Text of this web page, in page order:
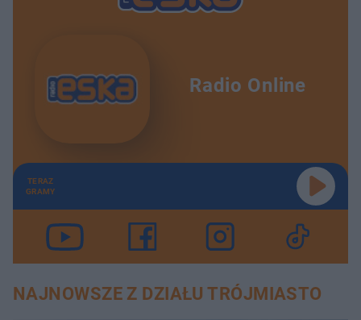
Radio Online
TERAZ
GRAMY
NAJNOWSZE Z DZIAŁU TRÓJMIASTO